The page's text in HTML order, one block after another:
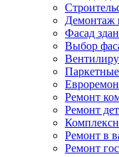
Демонтаж
Фасад
Выбор
Ремонт
Ремонт
Ремонт в
Ремонт